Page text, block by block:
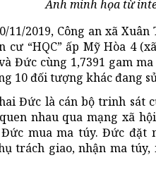
Ảnh minh họa từ
11/2019, Công an xã
cư “HQC” ấp Mỹ Hòa 4
Đức cùng 1,7391 gam
10 đối tượng khác đang
Đức là cán bộ trinh sát
nhau qua mạng xã
mua ma túy. Đức
trách giao, nhận ma